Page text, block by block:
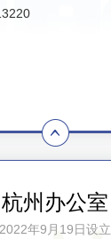
杭州办公室
2022年9月19日设立